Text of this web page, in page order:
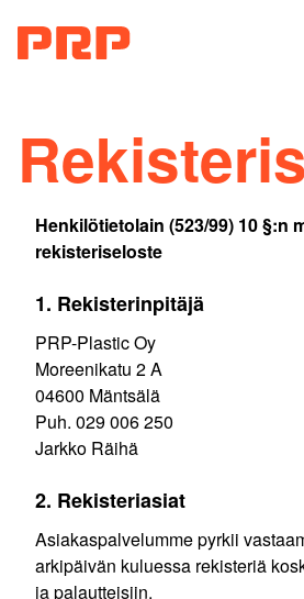
Henkilötietolain (523/99) 10 §:n
rekisteriseloste
1. Rekisterinpitäjä
PRP-Plastic Oy
Moreenikatu 2 A
04600 Mäntsälä
Puh. 029 006 250
Jarkko Räihä
2. Rekisteriasiat
Asiakaspalvelumme pyrkii
arkipäivän kuluessa rekisteriä
ja palautteisiin.